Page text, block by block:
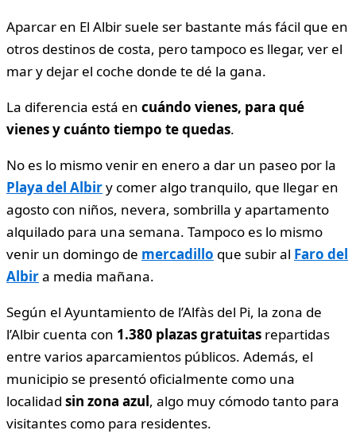
Aparcar en El Albir suele ser bastante más fácil que en
otros destinos de costa, pero tampoco es llegar, ver el
mar y dejar el coche donde te dé la gana.
La diferencia está en cuándo vienes, para qué
vienes y cuánto tiempo te quedas.
No es lo mismo venir en enero a dar un paseo por la
Playa del Albiry comer algo tranquilo, que llegar en
agosto con niños, nevera, sombrilla y apartamento
alquilado para una semana. Tampoco es lo mismo
venir un domingo de mercadillo que subir al Faro del
Albira media mañana.
Según el Ayuntamiento de l’Alfàs del Pi, la zona de
l’Albir cuenta con 1.380 plazas gratuitas repartidas
entre varios aparcamientos públicos. Además, el
municipio se presentó oficialmente como una
localidad sin zona azul, algo muy cómodo tanto para
visitantes como para residentes.